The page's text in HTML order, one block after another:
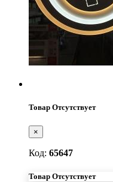
Товар Отсутствует
×
Код: 65647
Товар Отсутствует